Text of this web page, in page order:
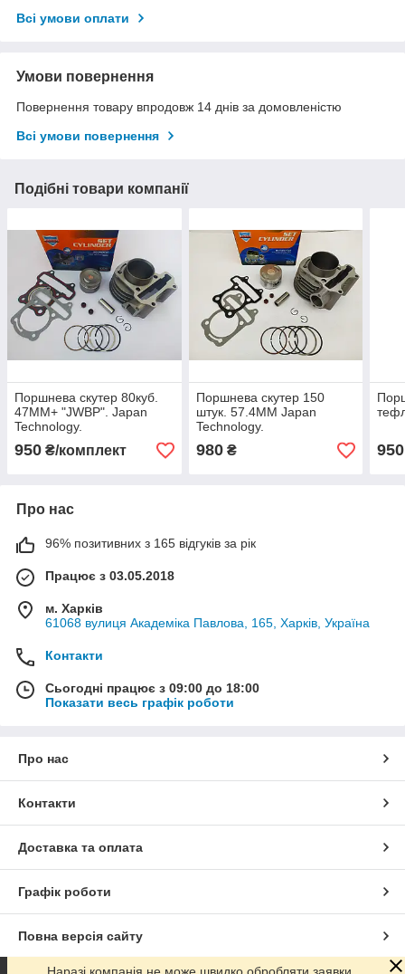
Всі умови оплати
Умови повернення
Повернення товару впродовж 14 днів за домовленістю
Всі умови повернення
Подібні товари компанії
Поршнева скутер 80куб.
47MM+ "JWBP". Japan
Technology.
950 ₴/комплект
Поршнева скутер 150
штук. 57.4MM Japan
Technology.
980₴ 950
Про нас
96% позитивних з 165 відгуків за рік
Працює з 03.05.2018
м. Харків
61068 вулиця Академіка Павлова, 165, Харків, Україна
Контакти
Сьогодні працює з 09:00 до 18:00
Показати весь графік роботи
Про нас
Контакти
Доставка та оплата
Графік роботи
Повна версія сайту